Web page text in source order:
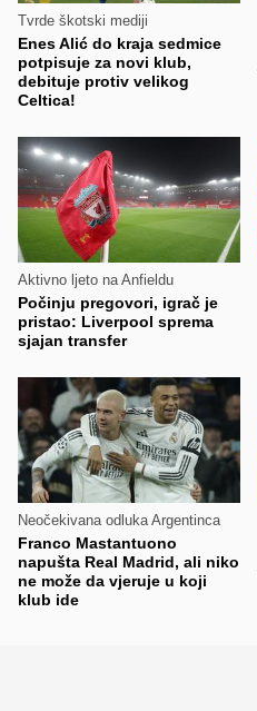
Tvrde škotski mediji
Enes Alić do kraja sedmice
potpisuje za novi klub,
debituje protiv velikog
Celtica!
Aktivno ljeto na Anfieldu
Počinju pregovori, igrač je
pristao: Liverpool sprema
sjajan transfer
Neočekivana odluka Argentinca
Franco Mastantuono
napušta Real Madrid, ali niko
ne može da vjeruje u koji
klub ide